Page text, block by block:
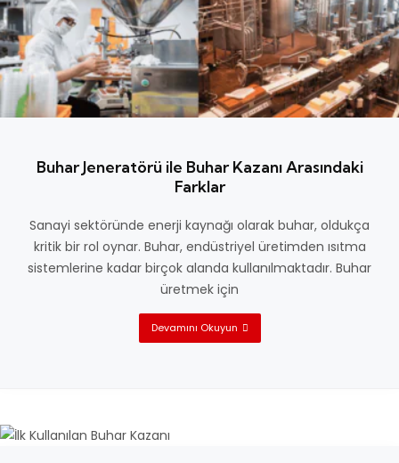
Buhar Jeneratörü ile Buhar Kazanı Arasındaki
Farklar
Sanayi sektöründe enerji kaynağı olarak buhar, oldukça
kritik bir rol oynar. Buhar, endüstriyel üretimden ısıtma
sistemlerine kadar birçok alanda kullanılmaktadır. Buhar
üretmek için
Devamını Okuyun